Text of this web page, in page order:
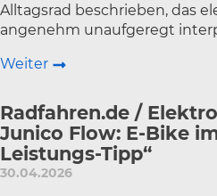
Alltagsrad beschrieben, das
angenehm unaufgeregt
Weiter
Radfahren.de /
Junico Flow: E-Bike
Leistungs-Tipp“
30.04.2026